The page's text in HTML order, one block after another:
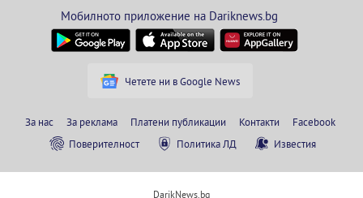
Мобилното приложение на Dariknews.bg
Четете ни в Google News
За нас За реклама Платени публикации Контакти
Facebook
Поверителност
Политика ЛД Известия
DarikNews.bg